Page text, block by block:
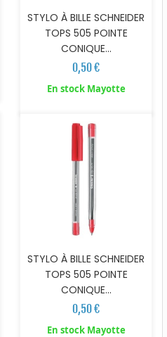
STYLO À BILLE SCHNEIDER
TOPS 505 POINTE
CONIQUE...
0,50 €
En stock Mayotte
STYLO À BILLE SCHNEIDER
TOPS 505 POINTE
CONIQUE...
0,50 €
En stock Mayotte